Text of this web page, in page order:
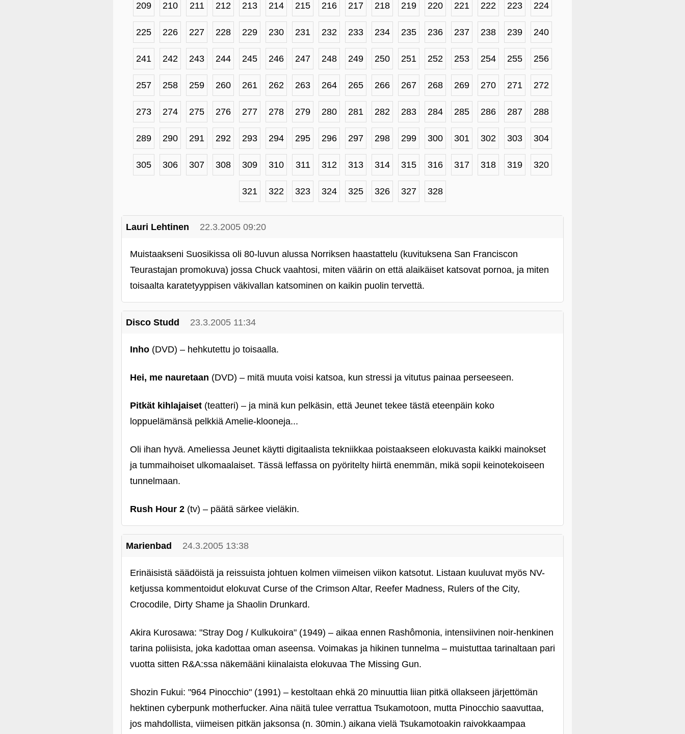
209 210 211 212 213 214 215 216 217 218 219 220 221 222 223 224
225 226 227 228 229 230 231 232 233 234 235 236 237 238 239 240
241 242 243 244 245 246 247 248 249 250 251 252 253 254 255 256
257 258 259 260 261 262 263 264 265 266 267 268 269 270 271 272
273 274 275 276 277 278 279 280 281 282 283 284 285 286 287 288
289 290 291 292 293 294 295 296 297 298 299 300 301 302 303 304
305 306 307 308 309 310 311 312 313 314 315 316 317 318 319 320
321 322 323 324 325 326 327 328
Lauri Lehtinen 22.3.2005 09:20
Muistaakseni Suosikissa oli 80-luvun alussa Norriksen haastattelu (kuvituksena San Franciscon
Teurastajan promokuva) jossa Chuck vaahtosi, miten väärin on että alaikäiset katsovat pornoa, ja miten
toisaalta karatetyyppisen väkivallan katsominen on kaikin puolin tervettä.
Disco Studd 23.3.2005 11:34
Inho (DVD) – hehkutettu jo toisaalla.
Hei, me nauretaan (DVD) – mitä muuta voisi katsoa, kun stressi ja vitutus painaa perseeseen.
Pitkät kihlajaiset (teatteri) – ja minä kun pelkäsin, että Jeunet tekee tästä eteenpäin koko
loppuelämänsä pelkkiä Amelie-klooneja...
Oli ihan hyvä. Ameliessa Jeunet käytti digitaalista tekniikkaa poistaakseen elokuvasta kaikki mainokset
ja tummaihoiset ulkomaalaiset. Tässä leffassa on pyöritelty hiirtä enemmän, mikä sopii keinotekoiseen
tunnelmaan.
Rush Hour 2 (tv) – päätä särkee vieläkin.
Marienbad 24.3.2005 13:38
Erinäisistä säädöistä ja reissuista johtuen kolmen viimeisen viikon katsotut. Listaan kuuluvat myös NV-
ketjussa kommentoidut elokuvat Curse of the Crimson Altar, Reefer Madness, Rulers of the City,
Crocodile, Dirty Shame ja Shaolin Drunkard.
Akira Kurosawa: "Stray Dog / Kulkukoira" (1949) – aikaa ennen Rashômonia, intensiivinen noir-henkinen
tarina poliisista, joka kadottaa oman aseensa. Voimakas ja hikinen tunnelma – muistuttaa tarinaltaan pari
vuotta sitten R&A:ssa näkemääni kiinalaista elokuvaa The Missing Gun.
Shozin Fukui: "964 Pinocchio" (1991) – kestoltaan ehkä 20 minuuttia liian pitkä ollakseen järjettömän
hektinen cyberpunk motherfucker. Aina näitä tulee verrattua Tsukamotoon, mutta Pinocchio saavuttaa,
jos mahdollista, viimeisen pitkän jaksonsa (n. 30min.) aikana vielä Tsukamotoakin raivokkaampaa